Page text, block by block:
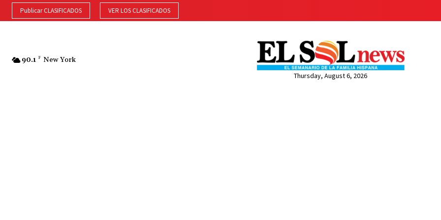
Publicar CLASIFICADOS VER LOS CLASIFICADOS
90.1 F New York
Thursday, August 6, 2026